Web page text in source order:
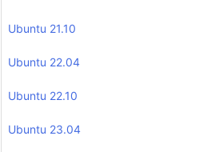
Ubuntu 21.10
Ubuntu 22.04
Ubuntu 22.10
Ubuntu 23.04